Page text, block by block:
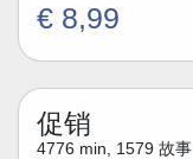
€ 8,99
促销
4776 min, 1579 故事